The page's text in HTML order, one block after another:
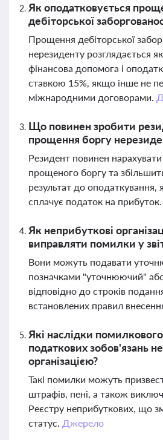
Як оподатковується
дебіторської
Прощення дебіторської
нерезиденту розглядається
фінансова допомога і
ставкою 15%, якщо інше не
міжнародними договорами.
Що повинен зробити
прощення боргу
Резидент повинен
прощеного боргу та
результат до
сплачує податок на прибуток.
Як неприбуткові
виправляти помилки у
Вони можуть подавати
позначками "уточнюючий"
відповідно до строків
встановлених правил
Які наслідки
податкових зобов'язань
організацією?
Такі помилки можуть
штрафів, пені, а також
Реєстру неприбуткових, що
статус. Джерело